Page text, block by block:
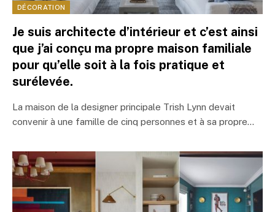
DÉCORATION
Je suis architecte d’intérieur et c’est ainsi
que j’ai conçu ma propre maison familiale
pour qu’elle soit à la fois pratique et
surélevée.
La maison de la designer principale Trish Lynn devait
convenir à une famille de cinq personnes et à sa propre…